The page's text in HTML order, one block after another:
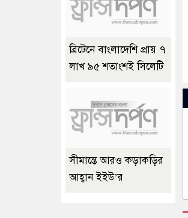
ব্রিটেনে বাংলাদেশি প্রায় ৭
লাখ ৯৫ শতাংশই সিলেটি
সীমান্তে আরও কড়াকড়ির
আহ্বান ইইউ’র